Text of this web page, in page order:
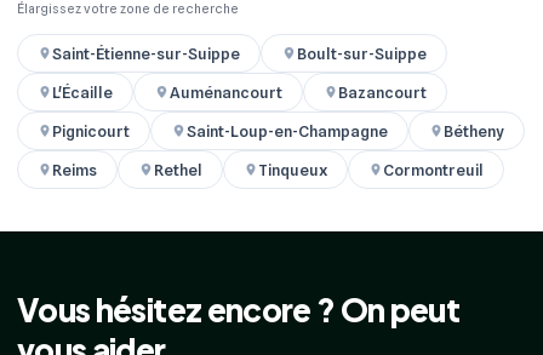
Élargissez votre zone de recherche
Saint-Étienne-sur-Suippe
Boult-sur-Suippe
L'Écaille
Auménancourt
Bazancourt
Pignicourt
Saint-Loup-en-Champagne
Bétheny
Reims
Rethel Tinqueux Cormontreuil
Vous hésitez encore ? On peut